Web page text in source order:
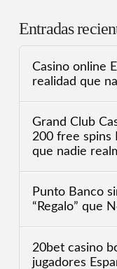
Entradas
Casino online
realidad que
Grand Club
200 free spins
que nadie
Punto Banco
“Regalo” que
20bet casino
jugadores